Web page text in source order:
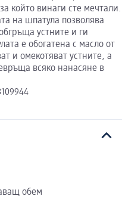
който винаги сте мечтали.
на шпатула позволява
устните и ги
е обогатена с масло от
и омекотяват устните, а
всяко нанасяне в
обем